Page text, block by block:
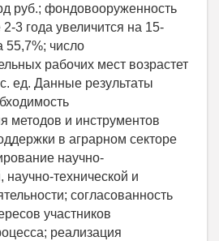
руб.; фондовооруженность
3 года увеличится на 15-
55,7%; число
рабочих мест возрастет
ед. Данные результаты
методов и инструментов
в аграрном секторе
научно-
научно-технической и
согласованность
участников
реализация